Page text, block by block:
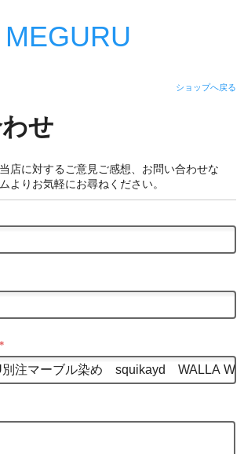
MEGURU
ショップへ戻る
せ
店に対するご意見ご感想、お問い合わせな
よりお気軽にお尋ねください。
＊